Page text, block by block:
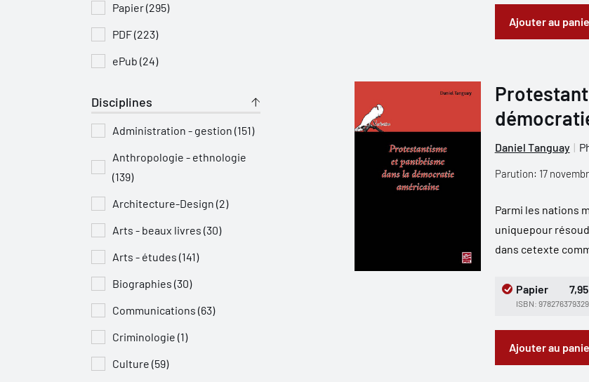
Papier (295)
PDF (223)
ePub (24)
Disciplines
Administration - gestion (151)
Anthropologie - ethnologie
(139)
Architecture-Design (2)
Arts - beaux livres (30)
Arts - études (141)
Biographies (30)
Communications (63)
Criminologie (1)
Culture (59)
Ajouter au
Daniel Tanguay
Parution: 17
Parmi les nations
uniquepour
dans cetexte
Papier
ISBN:
Ajouter au